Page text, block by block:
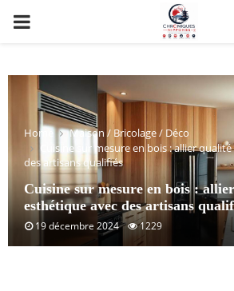
PRIMARY
Home
Maison / Bricolage / Déco
Cuisine sur mesure en bois : allier
des artisans qualifiés
Cuisine sur mesure en bois :
esthétique avec des artisans
19 décembre 2024 1229